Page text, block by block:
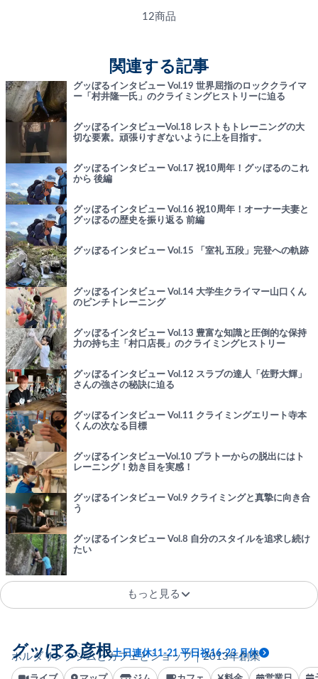
12商品
関連する記事
グッぼるインタビュー Vol.19 世界屈指のロッククライマ
ー「村井隆一氏」のクライミングヒストリーに迫る
グッぼるインタビューVol.18 レストもトレーニングの大
切な要素。頑張りすぎないように上を目指す。
グッぼるインタビュー Vol.17 祝10周年！グッぼるのこれ
から 後編
グッぼるインタビュー Vol.16 祝10周年！オーナー夫妻と
グッぼるの歴史を振り返る 前編
グッぼるインタビュー Vol.15 「室礼 五段」完登への軌跡
グッぼるインタビュー Vol.14 大学生クライマー山口くん
のピンチトレーニング
グッぼるインタビュー Vol.13 豊富な知識と圧倒的な保持
力の持ち主「村口店長」のクライミングヒストリー
グッぼるインタビュー Vol.12 スラブの達人「佐野大輝」
さんの強さの秘訣に迫る
グッぼるインタビュー Vol.11 クライミングエリート寺本
くんの次なる目標
グッぼるインタビューVol.10 プラトーからの脱出にはト
レーニング！効き目を実感！
グッぼるインタビュー Vol.9 クライミングと真摯に向き合
う
グッぼるインタビュー Vol.8 自分のスタイルを追求し続け
たい
もっと見る
ボルダリングジムとカフェとショップ｜2013年創業
グッぼる彦根土日連休11-21 平日祝16-23 月休